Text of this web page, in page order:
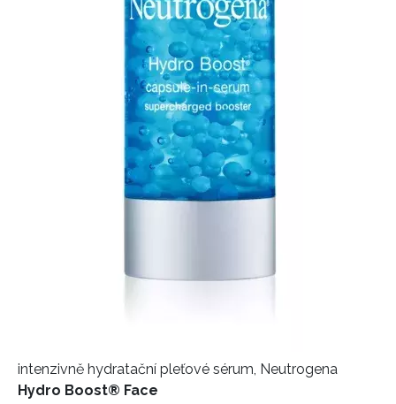
Přihlášením k newsletteru souhlasíte sObchodními
podmínkami společnosti BurdaMedia Extra s.r.o.
potvrzujete, že jste se seznámili seZásadami
ochrany soukromí- BurdaMedia Extra s.r.o. bude s
Vašimi údaji pracovat zejména k organizaci a
vyhodnocení akce a zasílání novinek.
Chcete navíc dostávat i další zajímavé a exkluzivní
informace od našich partnerů? Pokud souhlasíte se
intenzivně hydratační pleťové sérum, Neutrogena
Hydro Boost® Face